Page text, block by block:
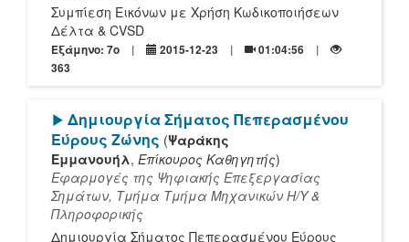
Συμπίεση Εικόνων με Χρήση Κωδικοποιήσεων
Δέλτα & CVSD
Εξάμηνο: 7o 2015-12-23
01:04:56
363
[Play]
Δημιουργία Σήματος Πεπερασμένου
Εύρους Ζώνης (Ψαράκης
Εμμανουήλ, Επίκουρος Καθηγητής)
Εφαρμογές της Ψηφιακής Επεξεργασίας
Σημάτων, Τμήμα Τμήμα Mηχανικών Η/Υ &
Πληροφορικής
Δημιουργία Σήματος Πεπερασμένου Εύρους